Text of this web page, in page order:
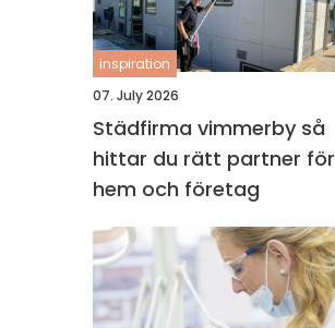
inspiration
07. July 2026
Städfirma vimmerby så
hittar du rätt partner för
hem och företag